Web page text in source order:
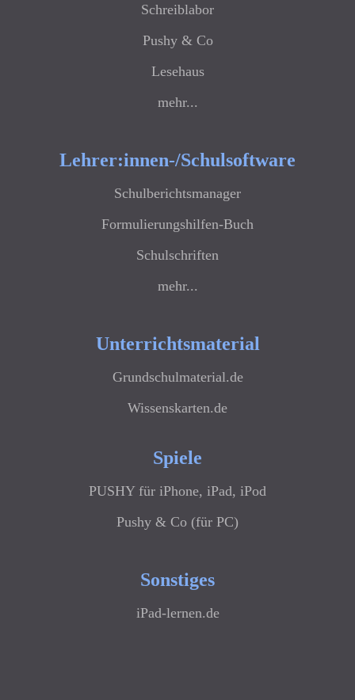
Schreiblabor
Pushy & Co
Lesehaus
mehr...
Lehrer:innen-/Schulsoftware
Schulberichtsmanager
Formulierungshilfen-Buch
Schulschriften
mehr...
Unterrichtsmaterial
Grundschulmaterial.de
Wissenskarten.de
Spiele
PUSHY für iPhone, iPad, iPod
Pushy & Co (für PC)
Sonstiges
iPad-lernen.de